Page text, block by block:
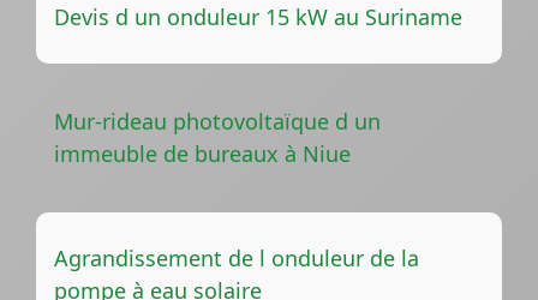
Devis d un onduleur 15 kW au Suriname
Mur-rideau photovoltaïque d un
immeuble de bureaux à Niue
Agrandissement de l onduleur de la
pompe à eau solaire